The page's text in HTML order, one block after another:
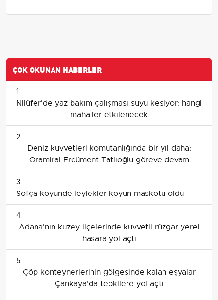
ÇOK OKUNAN HABERLER
1
Nilüfer'de yaz bakım çalışması suyu kesiyor: hangi
mahaller etkilenecek
2
Deniz kuvvetleri komutanlığında bir yıl daha:
Oramiral Ercüment Tatlıoğlu göreve devam
edecek
3
Sofça köyünde leylekler köyün maskotu oldu
4
Adana'nın kuzey ilçelerinde kuvvetli rüzgar yerel
hasara yol açtı
5
Çöp konteynerlerinin gölgesinde kalan eşyalar
Çankaya'da tepkilere yol açtı